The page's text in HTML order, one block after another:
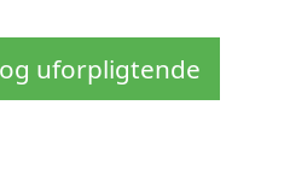
uforpligtende